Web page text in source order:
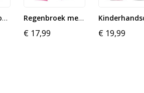
Fleece muts Roze met reflector Regenbroek met reflectoren...
€ 17,99 € 19,99